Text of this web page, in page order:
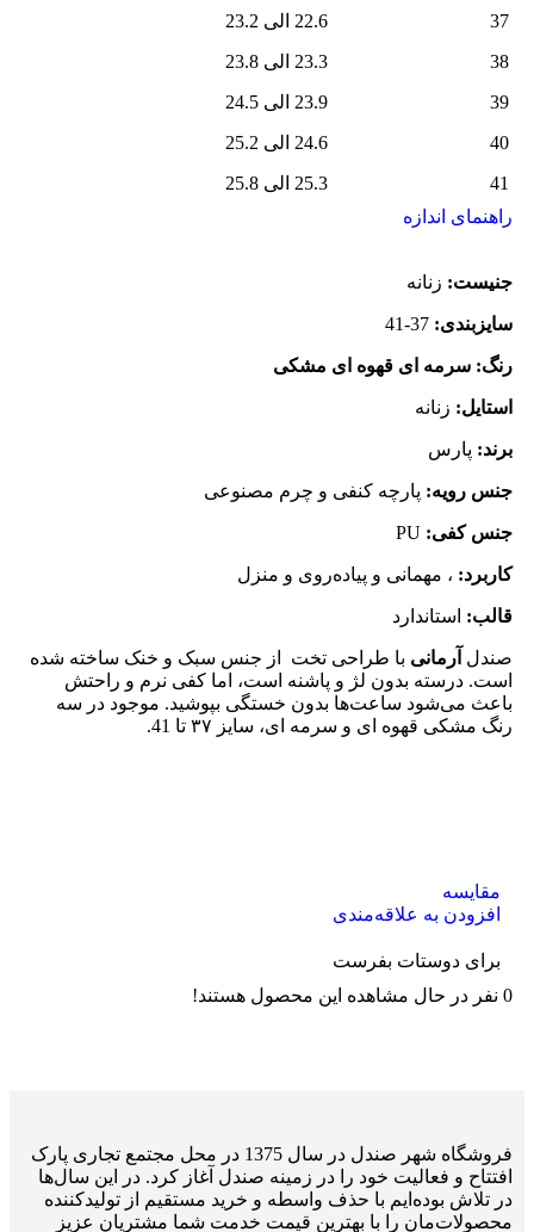
37
22.6 الی 23.2
38
23.3 الی 23.8
39
23.9 الی 24.5
40
24.6 الی 25.2
41
25.3 الی 25.8
راهنمای اندازه
جنیست: زنانه
سایزبندی:
رنگ: سرمه ای قهوه ای مشکی
استایل: زنانه
برند: پارس
جنس رویه: پارچه کنفی و چرم مصنوعی
جنس کفی:
کاربرد: ، مهمانی و پیاده‌روی و منزل
قالب: استاندارد
صندل آرمانی با طراحی تخت از جنس سبک و خنک ساخته شده
است. درسته بدون لژ و پاشنه است، اما کفی نرم و راحتش
باعث می‌شود ساعت‌ها بدون خستگی بپوشید. موجود در سه
رنگ مشکی قهوه ای و سرمه ای، سایز ۳۷ تا 41.
مقایسه
افزودن به علاقه‌مندی
برای دوستات بفرست
0 نفر در حال مشاهده این محصول هستند!
فروشگاه شهر صندل در سال 1375 در محل مجتمع تجاری پارک
افتتاح و فعالیت خود را در زمینه صندل آغاز کرد. در این سال‌ها
در تلاش بوده‌ایم با حذف واسطه و خرید مستقیم از تولیدکننده
محصولات‌مان را با بهترین قیمت خدمت شما مشتریان عزیز